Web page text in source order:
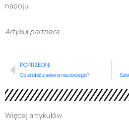
napoju.
Artykuł partnera
Prev
POPRZEDNI
Co zrobić z selera naciowego?
Więcej artykułów